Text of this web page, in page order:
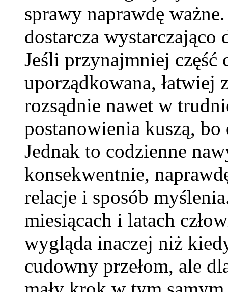
sprawy naprawdę
dostarcza
Jeśli przynajmniej część
uporządkowana, łatwiej
rozsądnie nawet w
postanowienia kuszą,
Jednak to codzienne
konsekwentnie,
relacje i sposób
miesiącach i latach
wygląda inaczej niż
cudowny przełom, ale